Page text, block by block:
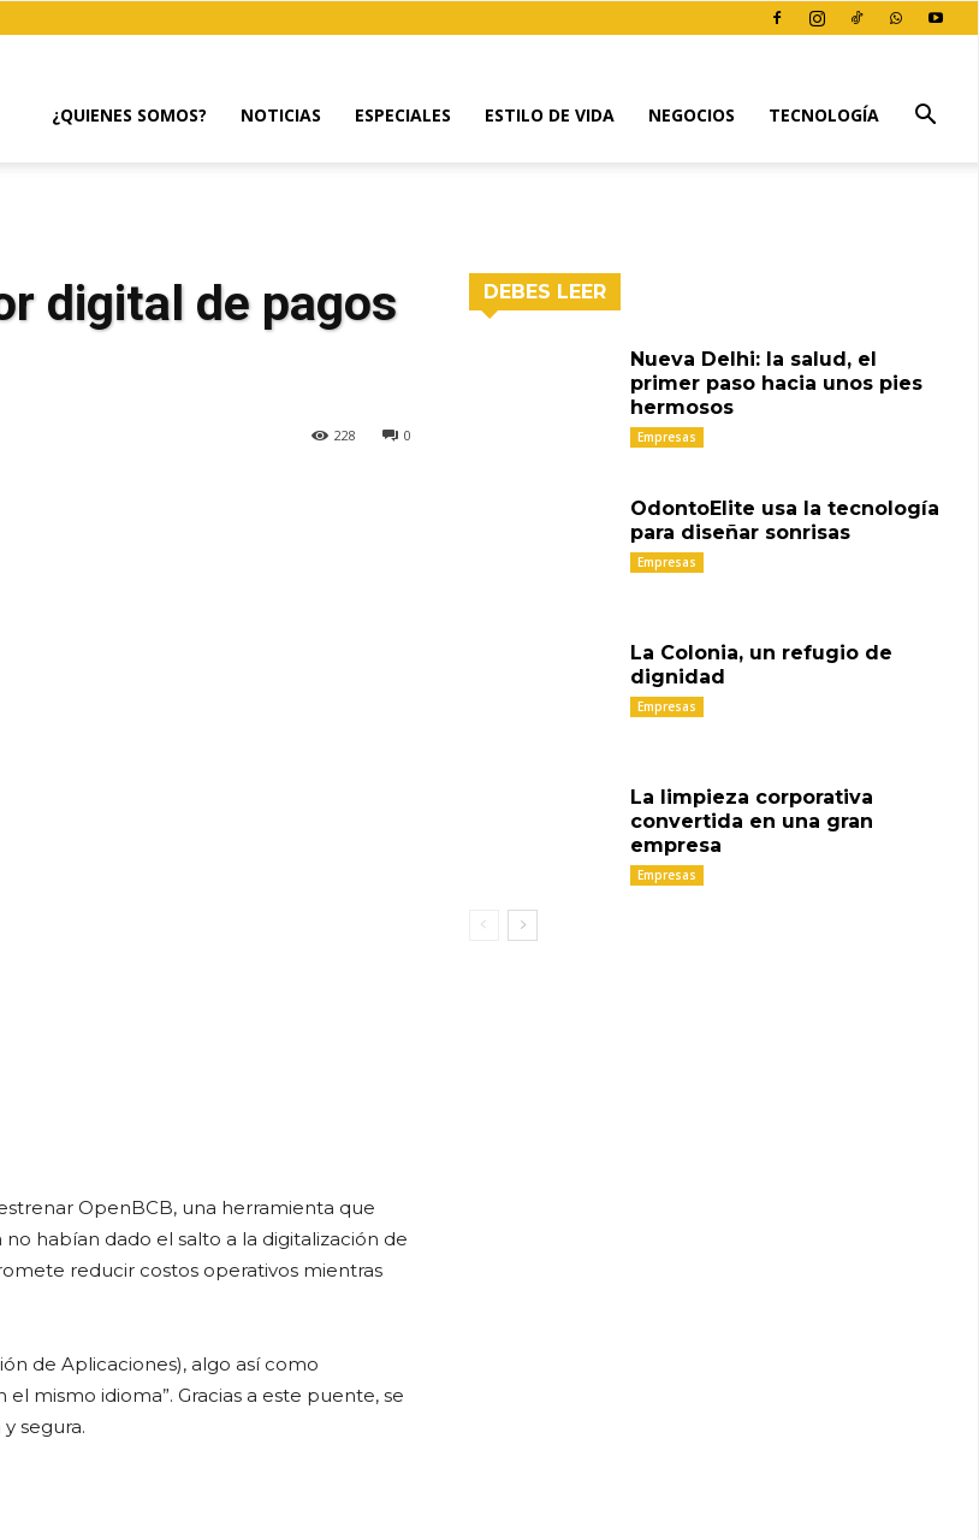
¿QUIENES SOMOS? NOTICIAS ESPECIALES ESTILO DE VIDA NEGOCIOS TECNOLOGÍA
digital de pagos
0
228
OpenBCB, una herramienta que
habían dado el salto a la digitalización de
reducir costos operativos mientras
de Aplicaciones), algo así como
mismo idioma”. Gracias a este puente, se
segura.
DEBES LEER
Nueva Delhi: la salud, el
primer paso hacia unos pies
hermosos
Empresas
OdontoElite usa la tecnología
para diseñar sonrisas
Empresas
La Colonia, un refugio de
dignidad
Empresas
La limpieza corporativa
convertida en una gran
empresa
Empresas